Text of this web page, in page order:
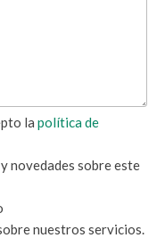
la política de
novedades sobre este
nuestros servicios.